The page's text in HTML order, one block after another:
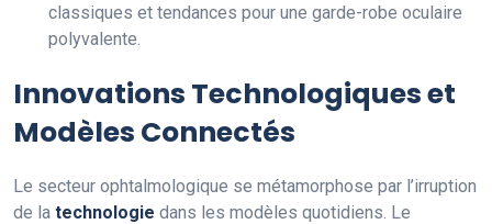
classiques et tendances pour une garde-robe oculaire
polyvalente.
Innovations Technologiques et
Modèles Connectés
Le secteur ophtalmologique se métamorphose par l’irruption
de la technologie dans les modèles quotidiens. Le